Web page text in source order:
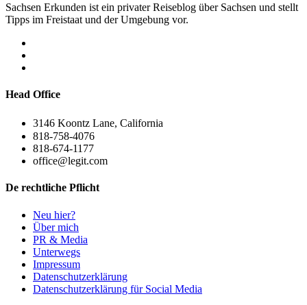
Sachsen Erkunden ist ein privater Reiseblog über Sachsen und stellt
Tipps im Freistaat und der Umgebung vor.
Head Office
3146 Koontz Lane, California
818-758-4076
818-674-1177
office@legit.com
De rechtliche Pflicht
Neu hier?
Über mich
PR & Media
Unterwegs
Impressum
Datenschutzerklärung
Datenschutzerklärung für Social Media